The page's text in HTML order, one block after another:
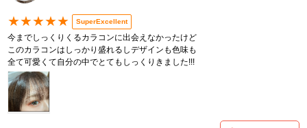
★★★★★ SuperExcellent
今までしっくりくるカラコンに出会えなかったけど
このカラコンはしっかり盛れるしデザインも色味も
全て可愛くて自分の中でとてもしっくりきました!!!